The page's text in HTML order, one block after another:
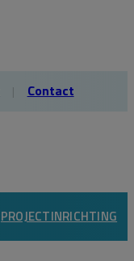
Contact
PROJECTINRICHTING